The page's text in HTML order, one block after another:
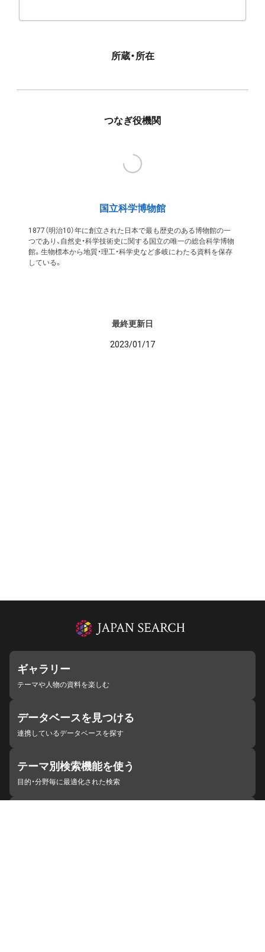
所蔵・所在
つなぎ役機関
国立科学博物館
1877（明治10）年に創立された日本で最も歴史のある博物館の一
つであり、自然史・科学技術史に関する国立の唯一の総合科学博物
館。生物標本から地質・理工・科学史など多岐にわたる資料を保存
している。
最終更新日
2023/01/17
ギャラリー
テーマや人物の資料を楽しむ
データベースを見つける
連携しているデータベースを探す
テーマ別検索機能を使う
目的・分野毎に最適化された検索